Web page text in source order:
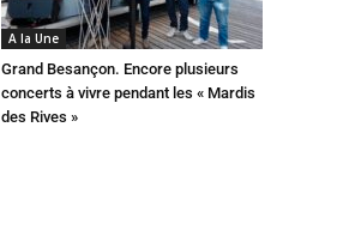
A la Une
Grand Besançon. Encore plusieurs
concerts à vivre pendant les « Mardis
des Rives »